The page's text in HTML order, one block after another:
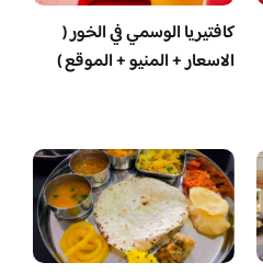
كافتيريا الوسمي في الخور (
الاسعار + المنيو + الموقع )